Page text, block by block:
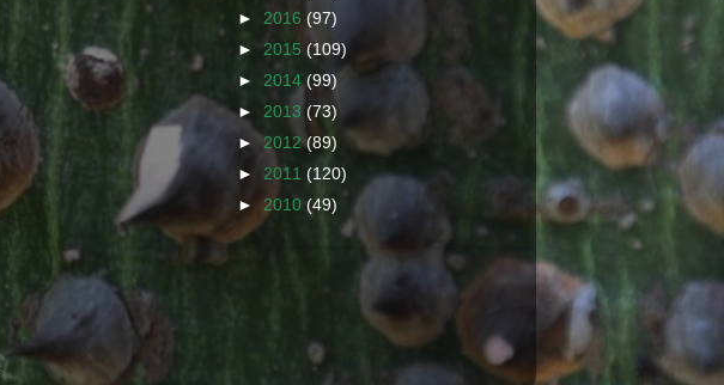
► 2016 (97)
► 2015 (109)
► 2014 (99)
► 2013 (73)
► 2012(89)
► 2011 (120)
► 2010 (49)